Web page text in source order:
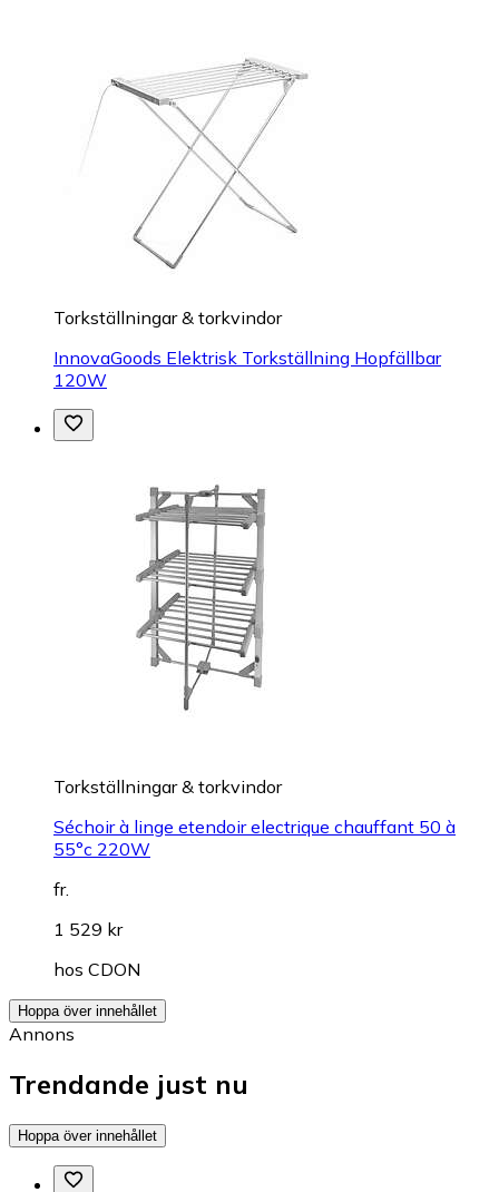
Torkställningar & torkvindor
InnovaGoods Elektrisk Torkställning Hopfällbar
120W
Torkställningar & torkvindor
Séchoir à linge etendoir electrique chauffant 50 à
55°c 220W
fr.
1 529 kr
hos CDON
Hoppa över innehållet
Annons
Trendande just nu
Hoppa över innehållet